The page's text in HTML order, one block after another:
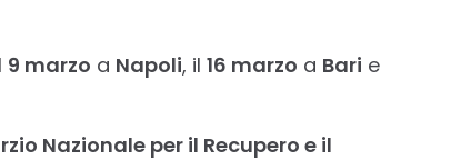
9 marzo a Napoli, il 16 marzo a Bari e
Nazionale per il Recupero e il